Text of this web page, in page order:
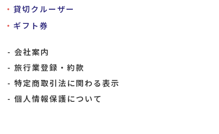
貸切クルーザー
ギフト券
会社案内
旅行業登録・約款
特定商取引法に関わる表示
個人情報保護について